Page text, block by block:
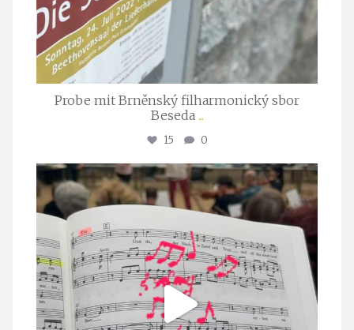
Probe mit Brněnský filharmonický sbor
Beseda ...
15 0
stuttgarter_oratorienchor
Juli 23